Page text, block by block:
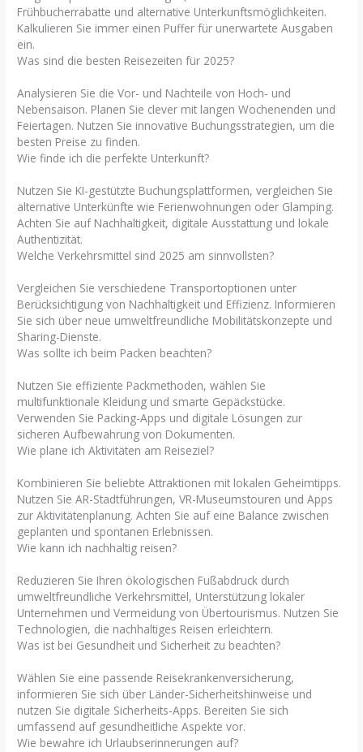
Frühbucherrabatte und alternative Unterkunftsmöglichkeiten.
Kalkulieren Sie immer einen Puffer für unerwartete Ausgaben
ein.
Was sind die besten Reisezeiten für 2025?
Analysieren Sie die Vor- und Nachteile von Hoch- und
Nebensaison. Planen Sie clever mit langen Wochenenden und
Feiertagen. Nutzen Sie innovative Buchungsstrategien, um die
besten Preise zu finden.
Wie finde ich die perfekte Unterkunft?
Nutzen Sie KI-gestützte Buchungsplattformen, vergleichen Sie
alternative Unterkünfte wie Ferienwohnungen oder Glamping.
Achten Sie auf Nachhaltigkeit, digitale Ausstattung und lokale
Authentizität.
Welche Verkehrsmittel sind 2025 am sinnvollsten?
Vergleichen Sie verschiedene Transportoptionen unter
Berücksichtigung von Nachhaltigkeit und Effizienz. Informieren
Sie sich über neue umweltfreundliche Mobilitätskonzepte und
Sharing-Dienste.
Was sollte ich beim Packen beachten?
Nutzen Sie effiziente Packmethoden, wählen Sie
multifunktionale Kleidung und smarte Gepäckstücke.
Verwenden Sie Packing-Apps und digitale Lösungen zur
sicheren Aufbewahrung von Dokumenten.
Wie plane ich Aktivitäten am Reiseziel?
Kombinieren Sie beliebte Attraktionen mit lokalen Geheimtipps.
Nutzen Sie AR-Stadtführungen, VR-Museumstouren und Apps
zur Aktivitätenplanung. Achten Sie auf eine Balance zwischen
geplanten und spontanen Erlebnissen.
Wie kann ich nachhaltig reisen?
Reduzieren Sie Ihren ökologischen Fußabdruck durch
umweltfreundliche Verkehrsmittel, Unterstützung lokaler
Unternehmen und Vermeidung von Übertourismus. Nutzen Sie
Technologien, die nachhaltiges Reisen erleichtern.
Was ist bei Gesundheit und Sicherheit zu beachten?
Wählen Sie eine passende Reisekrankenversicherung,
informieren Sie sich über Länder-Sicherheitshinweise und
nutzen Sie digitale Sicherheits-Apps. Bereiten Sie sich
umfassend auf gesundheitliche Aspekte vor.
Wie bewahre ich Urlaubserinnerungen auf?